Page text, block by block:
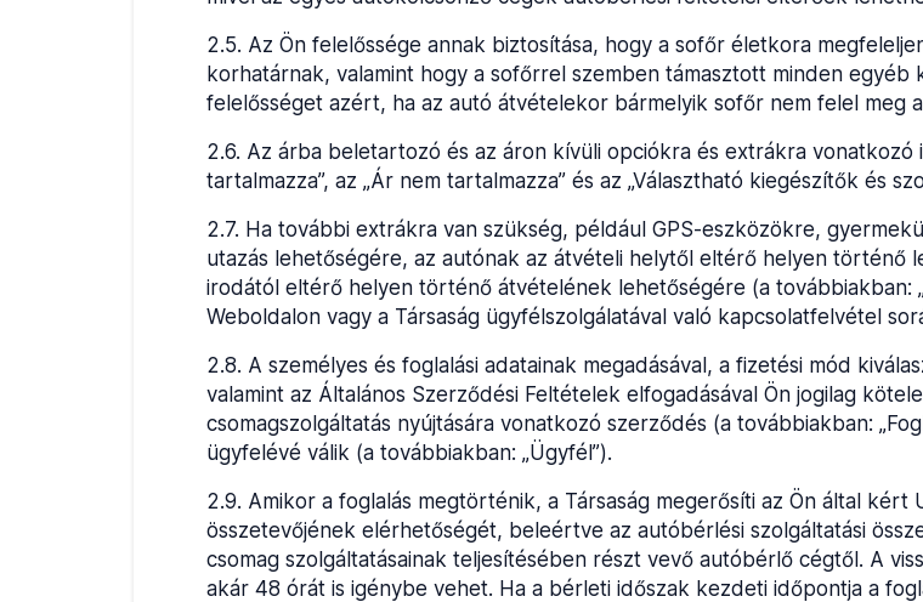
2.5. Az Ön felelőssége annak biztosítása, hogy a sofőr életkora
korhatárnak, valamint hogy a sofőrrel szemben támasztott minden egyéb
felelősséget azért, ha az autó átvételekor bármelyik sofőr nem felel meg
2.6. Az árba beletartozó és az áron kívüli opciókra és extrákra vonatkozó
tartalmazza”, az „Ár nem tartalmazza” és az „Választható kiegészítők és
2.7. Ha további extrákra van szükség, például GPS-eszközökre,
utazás lehetőségére, az autónak az átvételi helytől eltérő helyen történő
irodától eltérő helyen történő átvételének lehetőségére (a továbbiakban:
Weboldalon vagy a Társaság ügyfélszolgálatával való kapcsolatfelvétel
2.8. A személyes és foglalási adatainak megadásával, a fizetési mód
valamint az Általános Szerződési Feltételek elfogadásával Ön jogilag
csomagszolgáltatás nyújtására vonatkozó szerződés (a továbbiakban:
ügyfelévé válik (a továbbiakban: „Ügyfél”).
2.9. Amikor a foglalás megtörténik, a Társaság megerősíti az Ön által kért
összetevőjének elérhetőségét, beleértve az autóbérlési szolgáltatási
csomag szolgáltatásainak teljesítésében részt vevő autóbérlő cégtől. A
akár 48 órát is igénybe vehet. Ha a bérleti időszak kezdeti időpontja a